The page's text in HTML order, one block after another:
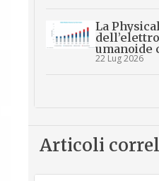
La
umanoide
22 Lug 2026
Articoli